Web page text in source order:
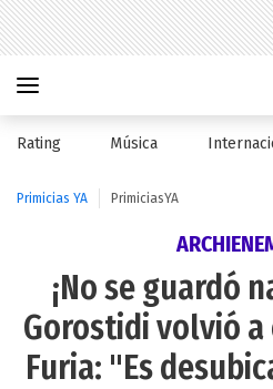
Rating Música
Primicias YA PrimiciasYA
¡No se guardó
Gorostidi volvió
Furia: "Es